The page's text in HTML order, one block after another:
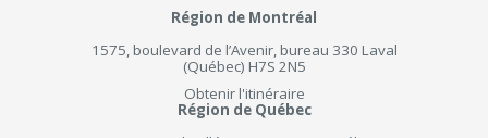
Région de Montréal
1575, boulevard de l’Avenir, bureau 330 Laval
(Québec) H7S 2N5
Obtenir l'itinéraire
Région de Québec